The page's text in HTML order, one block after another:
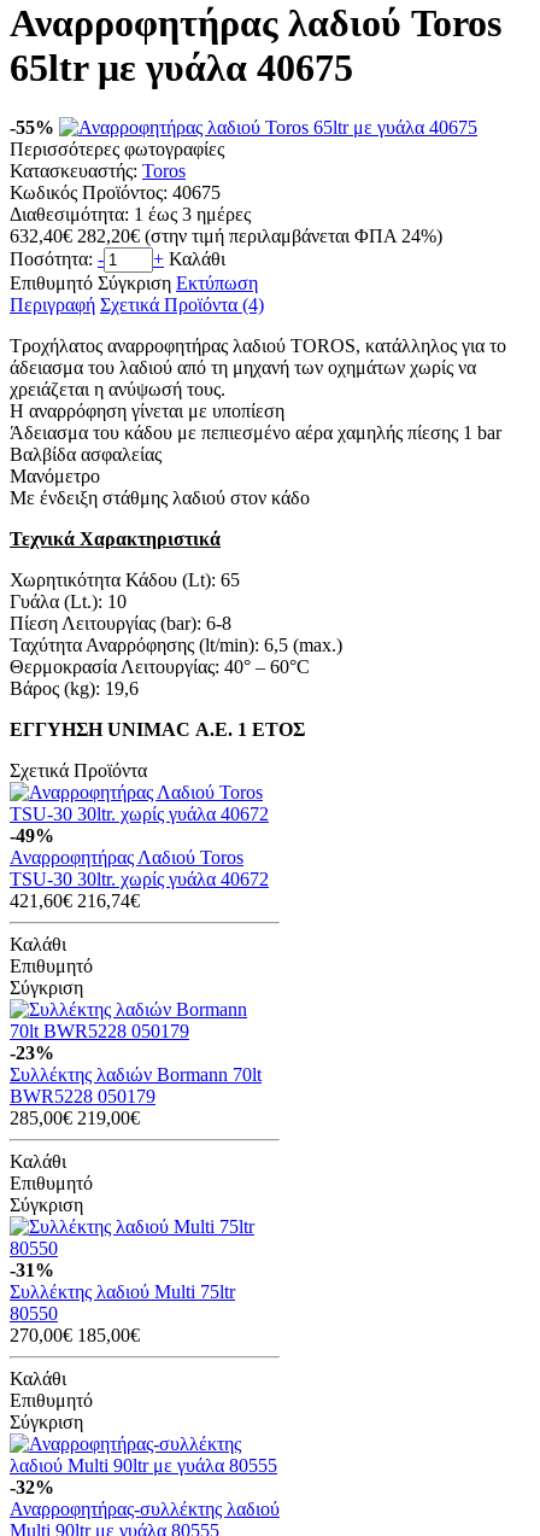
Αναρροφητήρας λαδιού Toros
65ltr με γυάλα 40675
-55%
Περισσότερες φωτογραφίες
Κατασκευαστής: Toros
Κωδικός Προϊόντος: 40675
Διαθεσιμότητα: 1 έως 3 ημέρες
632,40€ 282,20€ (στην τιμή περιλαμβάνεται ΦΠΑ 24%)
Ποσότητα: - + Καλάθι
Επιθυμητό Σύγκριση Εκτύπωση
Περιγραφή Σχετικά Προϊόντα (4)
Τροχήλατος αναρροφητήρας λαδιού TOROS, κατάλληλος για το
άδειασμα του λαδιού από τη μηχανή των οχημάτων χωρίς να
χρειάζεται η ανύψωσή τους.
Η αναρρόφηση γίνεται με υποπίεση
Άδειασμα του κάδου με πεπιεσμένο αέρα χαμηλής πίεσης 1 bar
Βαλβίδα ασφαλείας
Μανόμετρο
Με ένδειξη στάθμης λαδιού στον κάδο
Τεχνικά Χαρακτηριστικά
Χωρητικότητα Κάδου (Lt): 65
Γυάλα (Lt.): 10
Πίεση Λειτουργίας (bar): 6-8
Ταχύτητα Αναρρόφησης (lt/min): 6,5 (max.)
Θερμοκρασία Λειτουργίας: 40° – 60°C
Βάρος (kg): 19,6
ΕΓΓΥΗΣΗ UNIMAC Α.Ε. 1 ΕΤΟΣ
Σχετικά Προϊόντα
-49%
Αναρροφητήρας Λαδιού Toros
TSU-30 30ltr. χωρίς γυάλα 40672
421,60€ 216,74€
Καλάθι
Επιθυμητό
Σύγκριση
-23%
Συλλέκτης λαδιών Bormann 70lt
BWR5228 050179
285,00€ 219,00€
Καλάθι
Επιθυμητό
Σύγκριση
-31%
Συλλέκτης λαδιού Multi 75ltr
80550
270,00€ 185,00€
Καλάθι
Επιθυμητό
Σύγκριση
-32%
Αναρροφητήρας-συλλέκτης λαδιού
Multi 90ltr με γυάλα 80555